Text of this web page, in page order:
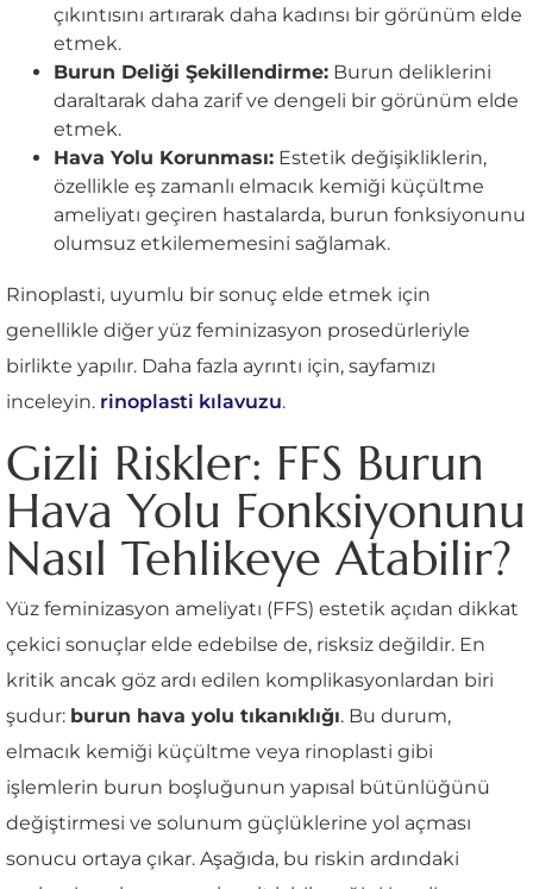
çıkıntısını artırarak daha kadınsı bir görünüm elde
etmek.
Burun Deliği Şekillendirme: Burun deliklerini
daraltarak daha zarif ve dengeli bir görünüm elde
etmek.
Hava Yolu Korunması: Estetik değişikliklerin,
özellikle eş zamanlı elmacık kemiği küçültme
ameliyatı geçiren hastalarda, burun fonksiyonunu
olumsuz etkilememesini sağlamak.
Rinoplasti, uyumlu bir sonuç elde etmek için
genellikle diğer yüz feminizasyon prosedürleriyle
birlikte yapılır. Daha fazla ayrıntı için, sayfamızı
inceleyin. rinoplasti kılavuzu.
Gizli Riskler: FFS Burun
Hava Yolu Fonksiyonunu
Nasıl Tehlikeye Atabilir?
Yüz feminizasyon ameliyatı (FFS) estetik açıdan dikkat
çekici sonuçlar elde edebilse de, risksiz değildir. En
kritik ancak göz ardı edilen komplikasyonlardan biri
şudur: burun hava yolu tıkanıklığı. Bu durum,
elmacık kemiği küçültme veya rinoplasti gibi
işlemlerin burun boşluğunun yapısal bütünlüğünü
değiştirmesi ve solunum güçlüklerine yol açması
sonucu ortaya çıkar. Aşağıda, bu riskin ardındaki